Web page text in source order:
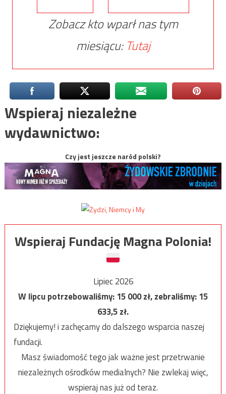
Zobacz kto wparł nas tym
miesiącu: Tutaj
Wspieraj niezależne
wydawnictwo:
Czy jest jeszcze naród polski?
Wspieraj Fundację Magna Polonia!
Lipiec 2026
W lipcu potrzebowaliśmy:15 000zł, zebraliśmy:15
633,5zł.
Dziękujemy! i zachęcamy do dalszego wsparcia naszej
fundacji.
Masz świadomość tego jak ważne jest przetrwanie
niezależnych ośrodków medialnych? Nie zwlekaj więc,
wspieraj nas już od teraz.